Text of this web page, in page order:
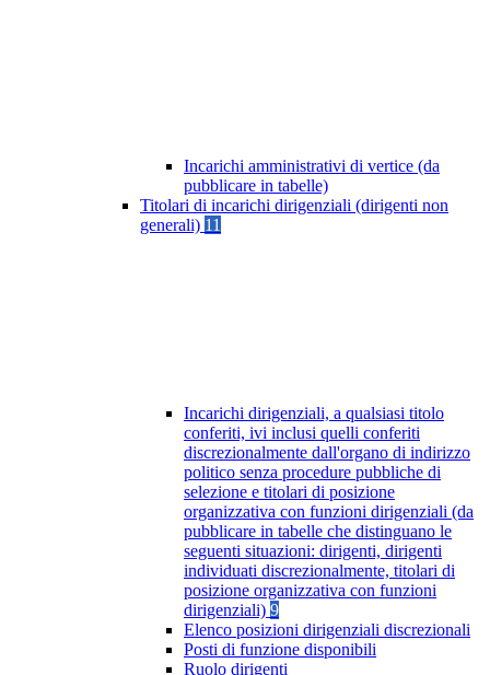
Incarichi amministrativi di vertice (da
pubblicare in tabelle)
Titolari di incarichi dirigenziali (dirigenti non
generali) 11
Incarichi dirigenziali, a qualsiasi titolo
conferiti, ivi inclusi quelli conferiti
discrezionalmente dall'organo di indirizzo
politico senza procedure pubbliche di
selezione e titolari di posizione
organizzativa con funzioni dirigenziali (da
pubblicare in tabelle che distinguano le
seguenti situazioni: dirigenti, dirigenti
individuati discrezionalmente, titolari di
posizione organizzativa con funzioni
dirigenziali) 9
Elenco posizioni dirigenziali discrezionali
Posti di funzione disponibili
Ruolo dirigenti